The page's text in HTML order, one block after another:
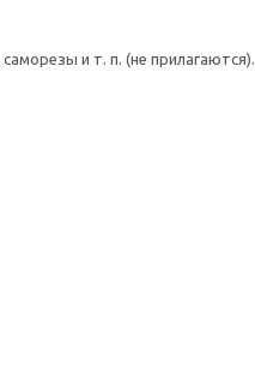
и т. п. (не прилагаются).